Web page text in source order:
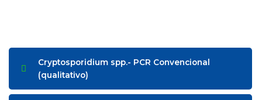
Cryptosporidium spp.- PCR Convencional
(qualitativo)